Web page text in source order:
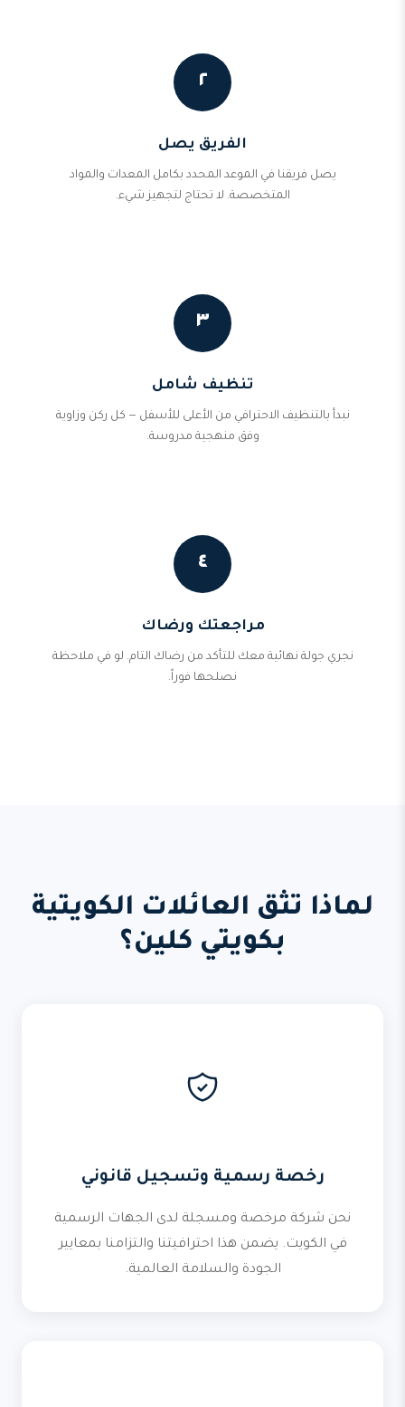
٢
الفريق يصل
يصل فريقنا في الموعد المحدد بكامل المعدات والمواد
المتخصصة. لا تحتاج لتجهيز شيء.
٣
تنظيف شامل
نبدأ بالتنظيف الاحترافي من الأعلى للأسفل — كل ركن وزاوية
وفق منهجية مدروسة.
٤
مراجعتك ورضاك
نجري جولة نهائية معك للتأكد من رضاك التام. لو في ملاحظة
نصلحها فوراً.
لماذا تثق العائلات الكويتية
بكويتي كلين؟
رخصة رسمية وتسجيل قانوني
نحن شركة مرخصة ومسجلة لدى الجهات الرسمية
في الكويت. يضمن هذا احترافيتنا والتزامنا بمعايير
الجودة والسلامة العالمية.